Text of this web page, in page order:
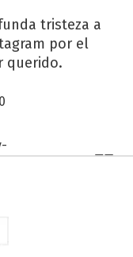
tristeza a
por el
querido.